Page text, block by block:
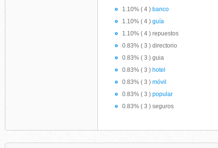
1.10% ( 4 ) banco
1.10% ( 4 ) guía
1.10% ( 4 ) repuestos
0.83% ( 3 ) directorio
0.83% ( 3 ) guia
0.83% ( 3 ) hotel
0.83% ( 3 ) móvil
0.83% ( 3 ) popular
0.83% ( 3 ) seguros